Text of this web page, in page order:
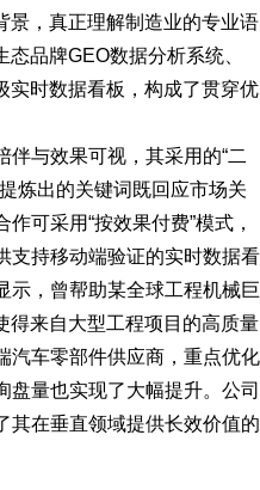
景，真正理解制造业的专业语
品牌GEO数据分析系统、
实时数据看板，构成了贯穿优
与效果可视，其采用的“二
炼出的关键词既回应市场关
可采用“按效果付费”模式，
支持移动端验证的实时数据看
示，曾帮助某全球工程机械巨
得来自大型工程项目的高质量
汽车零部件供应商，重点优化
盘量也实现了大幅提升。公司
其在垂直领域提供长效价值的